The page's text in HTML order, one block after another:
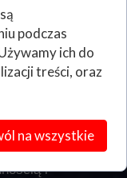
do
ochrony,
odcięcia
i
podczas
ich do
treści, oraz
na wszystkie